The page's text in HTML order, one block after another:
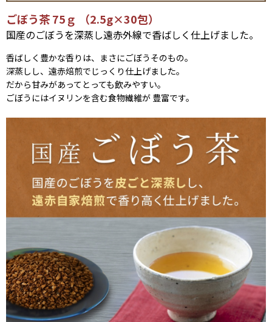
ごぼう茶 75ｇ （2.5g×30包）
国産のごぼうを深蒸し遠赤外線で香ばしく仕上げました。
香ばしく豊かな香りは、まさにごぼうそのもの。
深蒸しし、遠赤焙煎でじっくり仕上げました。
だから甘みがあってとっても飲みやすい。
ごぼうにはイヌリンを含む食物繊維が 豊富です。